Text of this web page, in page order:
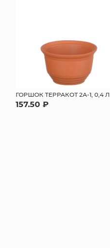
ГОРШОК ТЕРРАКОТ 2А-1, 0,4 Л
157.50 ₽